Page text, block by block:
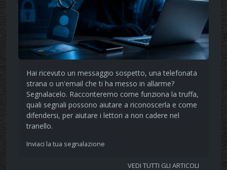
Hai ricevuto un messaggio sospetto, una telefonata
strana o un'email che ti ha messo in allarme?
Segnalacelo. Racconteremo come funziona la truffa,
quali segnali possono aiutare a riconoscerla e come
difendersi, per aiutare i lettori a non cadere nel
tranello.
Inviaci la tua segnalazione
VEDI TUTTI GLI ARTICOLI